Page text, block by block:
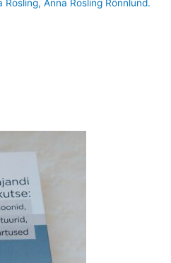
Rosling, Anna Rosling Rönnlund.